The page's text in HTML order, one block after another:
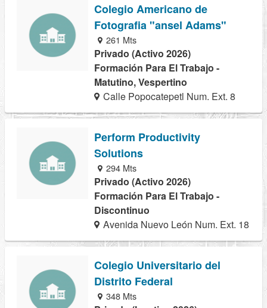
Colegio Americano de
Fotografia "ansel Adams"
261 Mts
Privado (Activo 2026)
Formación Para El Trabajo -
Matutino, Vespertino
Calle Popocatepetl Num. Ext. 8
Perform Productivity
Solutions
294 Mts
Privado (Activo 2026)
Formación Para El Trabajo -
Discontinuo
Avenida Nuevo León Num. Ext. 18
Colegio Universitario del
Distrito Federal
348 Mts